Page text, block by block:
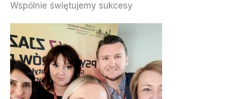
Wspólnie świętujemy sukcesy